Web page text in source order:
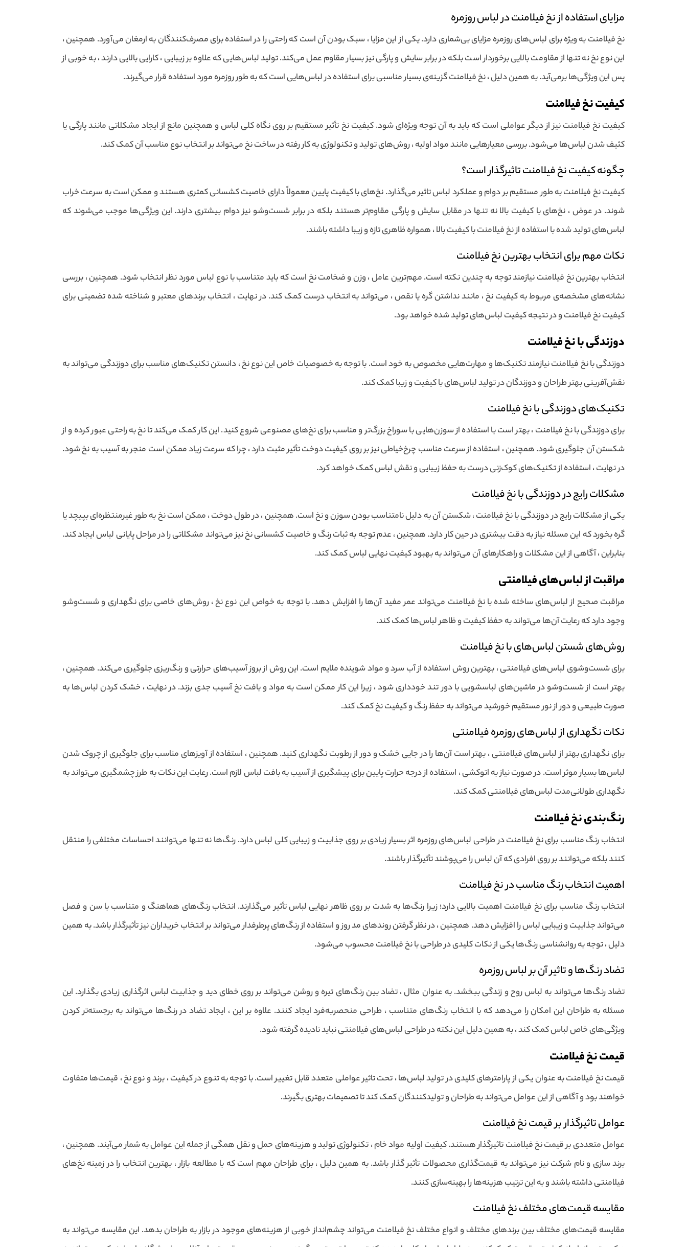
مزایای استفاده از نخ فیلامنت در لباس روزمره
نخ فیلامنت به ویژه برای لباس‌های روزمره مزایای بی‌شماری دارد. یکی از این مزایا ، سبک بودن آن است که راحتی را در استفاده برای مصرف‌کنندگان به ارمغان می‌آورد. همچنین ،
این نوع نخ نه تنها از مقاومت بالایی برخوردار است بلکه در برابر سایش و پارگی نیز بسیار مقاوم عمل می‌کند. تولید لباس‌هایی که علاوه بر زیبایی ، کارایی بالایی دارند ، به خوبی از
پس این ویژگی‌ها برمی‌آید. به همین دلیل ، نخ فیلامنت گزینه‌ی بسیار مناسبی برای استفاده در لباس‌هایی است که به طور روزمره مورد استفاده قرار می‌گیرند.
کیفیت نخ فیلامنت
کیفیت نخ فیلامنت نیز از دیگر عواملی است که باید به آن توجه ویژه‌ای شود. کیفیت نخ تأثیر مستقیم بر روی نگاه کلی لباس و همچنین مانع از ایجاد مشکلاتی مانند پارگی یا
کثیف شدن لباس‌ها می‌شود. بررسی معیارهایی مانند مواد اولیه ، روش‌های تولید و تکنولوژی به کار رفته در ساخت نخ می‌تواند بر انتخاب نوع مناسب آن کمک کند.
چگونه کیفیت نخ فیلامنت تاثیرگذار است؟
کیفیت نخ فیلامنت به طور مستقیم بر دوام و عملکرد لباس تاثیر می‌گذارد. نخ‌های با کیفیت پایین معمولاً دارای خاصیت کشسانی کمتری هستند و ممکن است به سرعت خراب
شوند. در عوض ، نخ‌های با کیفیت بالا نه تنها در مقابل سایش و پارگی مقاوم‌تر هستند بلکه در برابر شست‌وشو نیز دوام بیشتری دارند. این ویژگی‌ها موجب می‌شوند که
لباس‌های تولید شده با استفاده از نخ فیلامنت با کیفیت بالا ، همواره ظاهری تازه و زیبا داشته باشند.
نکات مهم برای انتخاب بهترین نخ فیلامنت
انتخاب بهترین نخ فیلامنت نیازمند توجه به چندین نکته است. مهم‌ترین عامل ، وزن و ضخامت نخ است که باید متناسب با نوع لباس مورد نظر انتخاب شود. همچنین ، بررسی
نشانه‌های مشخصه‌ی مربوط به کیفیت نخ ، مانند نداشتن گره یا نقص ، می‌تواند به انتخاب درست کمک کند. در نهایت ، انتخاب برندهای معتبر و شناخته شده تضمینی برای
کیفیت نخ فیلامنت و در نتیجه کیفیت لباس‌های تولید شده خواهد بود.
دوزندگی با نخ فیلامنت
دوزندگی با نخ فیلامنت نیازمند تکنیک‌ها و مهارت‌هایی مخصوص به خود است. با توجه به خصوصیات خاص این نوع نخ ، دانستن تکنیک‌های مناسب برای دوزندگی می‌تواند به
نقش‌آفرینی بهتر طراحان و دوزندگان در تولید لباس‌های با کیفیت و زیبا کمک کند.
تکنیک‌های دوزندگی با نخ فیلامنت
برای دوزندگی با نخ فیلامنت ، بهتر است با استفاده از سوزن‌هایی با سوراخ بزرگ‌تر و مناسب برای نخ‌های مصنوعی شروع کنید. این کار کمک می‌کند تا نخ به راحتی عبور کرده و از
شکستن آن جلوگیری شود. همچنین ، استفاده از سرعت مناسب چرخ‌خیاطی نیز بر روی کیفیت دوخت تأثیر مثبت دارد ، چرا که سرعت زیاد ممکن است منجر به آسیب به نخ شود.
در نهایت ، استفاده از تکنیک‌های کوک‌زنی درست به حفظ زیبایی و نقش لباس کمک خواهد کرد.
مشکلات رایج در دوزندگی با نخ فیلامنت
یکی از مشکلات رایج در دوزندگی با نخ فیلامنت ، شکستن آن به دلیل نامتناسب بودن سوزن و نخ است. همچنین ، در طول دوخت ، ممکن است نخ به طور غیرمنتظره‌ای بپیچد یا
گره بخورد که این مسئله نیاز به دقت بیشتری در حین کار دارد. همچنین ، عدم توجه به ثبات رنگ و خاصیت کشسانی نخ نیز می‌تواند مشکلاتی را در مراحل پایانی لباس ایجاد کند.
بنابراین ، آگاهی از این مشکلات و راهکارهای آن می‌تواند به بهبود کیفیت نهایی لباس کمک کند.
مراقبت از لباس‌های فیلامنتی
مراقبت صحیح از لباس‌های ساخته شده با نخ فیلامنت می‌تواند عمر مفید آن‌ها را افزایش دهد. با توجه به خواص این نوع نخ ، روش‌های خاصی برای نگهداری و شست‌وشو
وجود دارد که رعایت آن‌ها می‌تواند به حفظ کیفیت و ظاهر لباس‌ها کمک کند.
روش‌های شستن لباس‌های با نخ فیلامنت
برای شست‌وشوی لباس‌های فیلامنتی ، بهترین روش استفاده از آب سرد و مواد شوینده ملایم است. این روش از بروز آسیب‌های حرارتی و رنگ‌ریزی جلوگیری می‌کند. همچنین ،
بهتر است از شست‌وشو در ماشین‌های لباسشویی با دور تند خودداری شود ، زیرا این کار ممکن است به مواد و بافت نخ آسیب جدی بزند. در نهایت ، خشک کردن لباس‌ها به
صورت طبیعی و دور از نور مستقیم خورشید می‌تواند به حفظ رنگ و کیفیت نخ کمک کند.
نکات نگهداری از لباس‌های روزمره فیلامنتی
برای نگهداری بهتر از لباس‌های فیلامنتی ، بهتر است آن‌ها را در جایی خشک و دور از رطوبت نگهداری کنید. همچنین ، استفاده از آویزهای مناسب برای جلوگیری از چروک شدن
لباس‌ها بسیار موثر است. در صورت نیاز به اتوکشی ، استفاده از درجه حرارت پایین برای پیشگیری از آسیب به بافت لباس لازم است. رعایت این نکات به طرز چشمگیری می‌تواند به
نگهداری طولانی‌مدت لباس‌های فیلامنتی کمک کند.
رنگ‌بندی نخ فیلامنت
انتخاب رنگ مناسب برای نخ فیلامنت در طراحی لباس‌های روزمره اثر بسیار زیادی بر روی جذابیت و زیبایی کلی لباس دارد. رنگ‌ها نه تنها می‌توانند احساسات مختلفی را منتقل
کنند بلکه می‌توانند بر روی افرادی که آن لباس را می‌پوشند تأثیرگذار باشند.
اهمیت انتخاب رنگ مناسب در نخ فیلامنت
انتخاب رنگ مناسب برای نخ فیلامنت اهمیت بالایی دارد؛ زیرا رنگ‌ها به شدت بر روی ظاهر نهایی لباس تأثیر می‌گذارند. انتخاب رنگ‌های هماهنگ و متناسب با سن و فصل
می‌تواند جذابیت و زیبایی لباس را افزایش دهد. همچنین ، در نظر گرفتن روندهای مد روز و استفاده از رنگ‌های پرطرفدار می‌تواند بر انتخاب خریداران نیز تأثیرگذار باشد. به همین
دلیل ، توجه به روانشناسی رنگ‌ها یکی از نکات کلیدی در طراحی با نخ فیلامنت محسوب می‌شود.
تضاد رنگ‌ها و تاثیر آن بر لباس روزمره
تضاد رنگ‌ها می‌تواند به لباس روح و زندگی ببخشد. به عنوان مثال ، تضاد بین رنگ‌های تیره و روشن می‌تواند بر روی خطای دید و جذابیت لباس اثرگذاری زیادی بگذارد. این
مسئله به طراحان این امکان را می‌دهد که با انتخاب رنگ‌های متناسب ، طراحی منحصربه‌فرد ایجاد کنند. علاوه بر این ، ایجاد تضاد در رنگ‌ها می‌تواند به برجسته‌تر کردن
ویژگی‌های خاص لباس کمک کند ، به همین دلیل این نکته در طراحی لباس‌های فیلامنتی نباید نادیده گرفته شود.
قیمت نخ فیلامنت
قیمت نخ فیلامنت به عنوان یکی از پارامترهای کلیدی در تولید لباس‌ها ، تحت تاثیر عواملی متعدد قابل تغییر است. با توجه به تنوع در کیفیت ، برند و نوع نخ ، قیمت‌ها متفاوت
خواهند بود و آگاهی از این عوامل می‌تواند به طراحان و تولیدکنندگان کمک کند تا تصمیمات بهتری بگیرند.
عوامل تاثیرگذار بر قیمت نخ فیلامنت
عوامل متعددی بر قیمت نخ فیلامنت تاثیرگذار هستند. کیفیت اولیه مواد خام ، تکنولوژی تولید و هزینه‌های حمل و نقل همگی از جمله این عوامل به شمار می‌آیند. همچنین ،
برند سازی و نام شرکت نیز می‌تواند به قیمت‌گذاری محصولات تأثیر گذار باشد. به همین دلیل ، برای طراحان مهم است که با مطالعه بازار ، بهترین انتخاب را در زمینه نخ‌های
فیلامنتی داشته باشند و به این ترتیب هزینه‌ها را بهینه‌سازی کنند.
مقایسه قیمت‌های مختلف نخ فیلامنت
مقایسه قیمت‌های مختلف بین برندهای مختلف و انواع مختلف نخ فیلامنت می‌تواند چشم‌انداز خوبی از هزینه‌های موجود در بازار به طراحان بدهد. این مقایسه می‌تواند به